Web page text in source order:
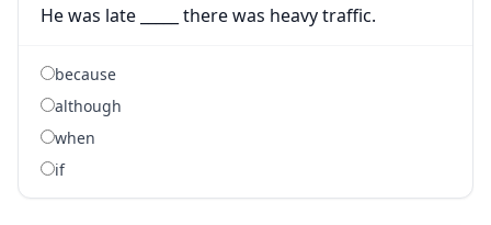
He was late _____ there was heavy traffic.
because
although
when
if